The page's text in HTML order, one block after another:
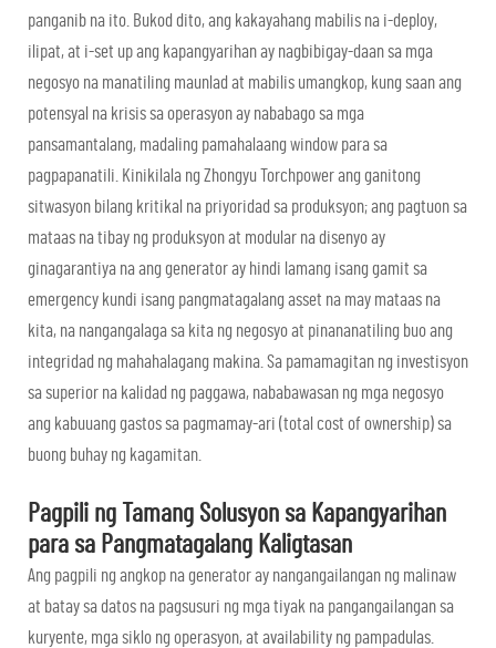
panganib na ito. Bukod dito, ang kakayahang mabilis na i-deploy,
ilipat, at i-set up ang kapangyarihan ay nagbibigay-daan sa mga
negosyo na manatiling maunlad at mabilis umangkop, kung saan ang
potensyal na krisis sa operasyon ay nababago sa mga
pansamantalang, madaling pamahalaang window para sa
pagpapanatili. Kinikilala ng Zhongyu Torchpower ang ganitong
sitwasyon bilang kritikal na priyoridad sa produksyon; ang pagtuon sa
mataas na tibay ng produksyon at modular na disenyo ay
ginagarantiya na ang generator ay hindi lamang isang gamit sa
emergency kundi isang pangmatagalang asset na may mataas na
kita, na nangangalaga sa kita ng negosyo at pinananatiling buo ang
integridad ng mahahalagang makina. Sa pamamagitan ng investisyon
sa superior na kalidad ng paggawa, nababawasan ng mga negosyo
ang kabuuang gastos sa pagmamay-ari (total cost of ownership) sa
buong buhay ng kagamitan.
Pagpili ng Tamang Solusyon sa Kapangyarihan
para sa Pangmatagalang Kaligtasan
Ang pagpili ng angkop na generator ay nangangailangan ng malinaw
at batay sa datos na pagsusuri ng mga tiyak na pangangailangan sa
kuryente, mga siklo ng operasyon, at availability ng pampadulas.